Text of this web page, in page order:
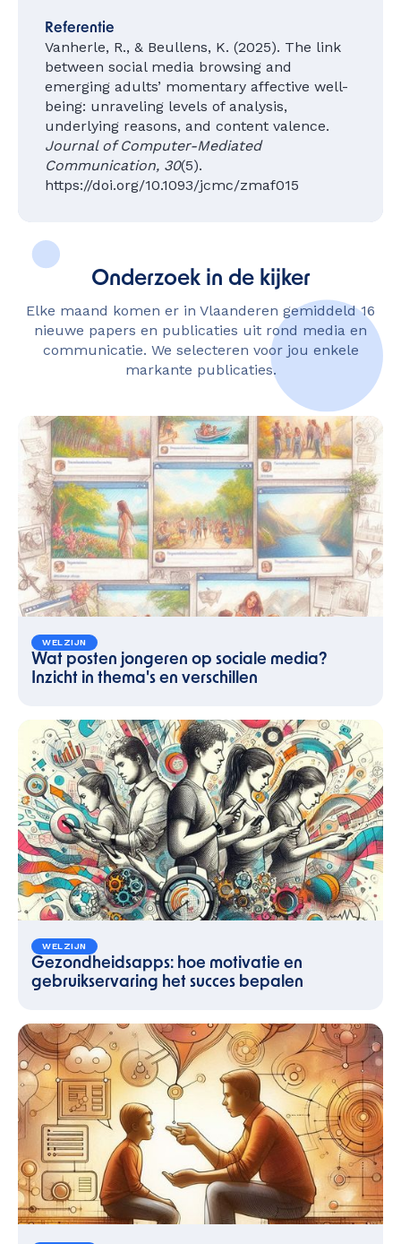
Referentie
Vanherle, R., & Beullens, K. (2025). The link
between social media browsing and
emerging adults’ momentary affective well-
being: unraveling levels of analysis,
underlying reasons, and content valence.
Journal of Computer-Mediated
Communication, 30(5).
https://doi.org/10.1093/jcmc/zmaf015
Onderzoek in de kijker
Elke maand komen er in Vlaanderen gemiddeld 16
nieuwe papers en publicaties uit rond media en
communicatie. We selecteren voor jou enkele
markante publicaties.
WELZIJN
Wat posten jongeren op sociale media?
Inzicht in thema's en verschillen
WELZIJN
Gezondheidsapps: hoe motivatie en
gebruikservaring het succes bepalen